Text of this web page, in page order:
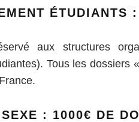
ÉTUDIANTS
aux structures
Tous les dossiers
: 1000€ DE